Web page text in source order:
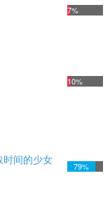
7%
10%
时间的少女 79%